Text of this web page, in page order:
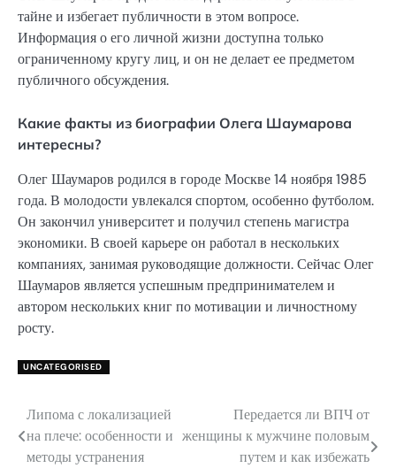
тайне и избегает публичности в этом вопросе.
Информация о его личной жизни доступна только
ограниченному кругу лиц, и он не делает ее предметом
публичного обсуждения.
Какие факты из биографии Олега Шаумарова
интересны?
Олег Шаумаров родился в городе Москве 14 ноября 1985
года. В молодости увлекался спортом, особенно футболом.
Он закончил университет и получил степень магистра
экономики. В своей карьере он работал в нескольких
компаниях, занимая руководящие должности. Сейчас Олег
Шаумаров является успешным предпринимателем и
автором нескольких книг по мотивации и личностному
росту.
UNCATEGORISED
Навигация
по
Липома с локализацией
на плече: особенности и
методы устранения
Передается ли ВПЧ от
женщины к мужчине половым
путем и как избежать